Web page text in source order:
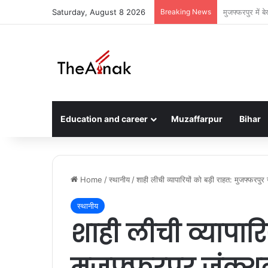
Saturday, August 8 2026 Breaking News चीन में फंसे
Education and career Muzaffarpur Bihar
Home /स्थानीय /शाही लीची व्यापारियों को बड़ी राहत:
स्थानीय
शाही लीची